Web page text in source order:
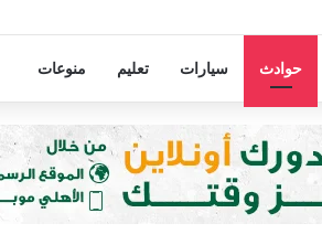
حوادث سيارات تعليم منوعات